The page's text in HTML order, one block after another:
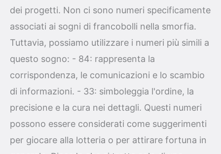
dei progetti. Non ci sono numeri specificamente
associati ai sogni di francobolli nella smorfia.
Tuttavia, possiamo utilizzare i numeri più simili a
questo sogno: - 84: rappresenta la
corrispondenza, le comunicazioni e lo scambio
di informazioni. - 33: simboleggia l'ordine, la
precisione e la cura nei dettagli. Questi numeri
possono essere considerati come suggerimenti
per giocare alla lotteria o per attirare fortuna in